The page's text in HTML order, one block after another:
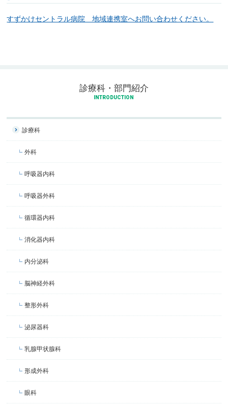
すずかけセントラル病院 地域連携室へお問い合わせください。
診療科・部門紹介
INTRODUCTION
診療科
外科
呼吸器内科
呼吸器外科
循環器内科
消化器内科
内分泌科
脳神経外科
整形外科
泌尿器科
乳腺甲状腺科
形成外科
眼科